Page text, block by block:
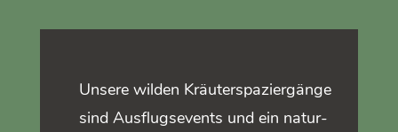
Unsere wilden Kräuterspaziergänge
sind Ausflugsevents und ein natur-